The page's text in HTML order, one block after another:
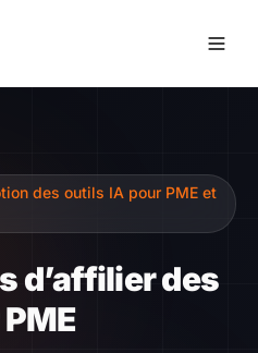
des outils IA pour PME et
d’affilier des